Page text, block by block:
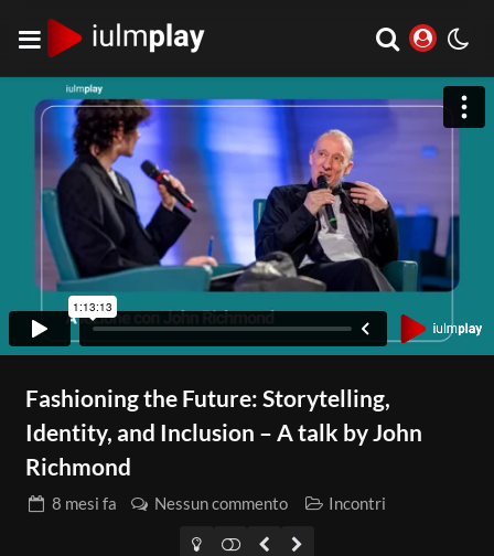
Fashioning the Future: Storytelling,
Identity, and Inclusion – A talk by John
Richmond
8 mesi fa Nessun commento Incontri